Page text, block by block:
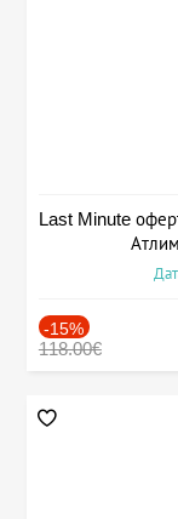
Last Minute
-15%
118.00€